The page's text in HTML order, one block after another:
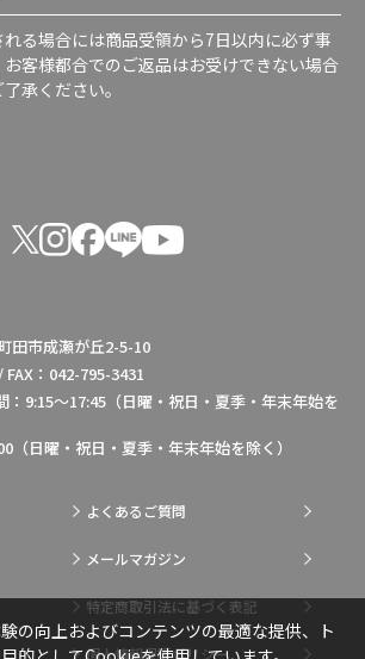
る場合には商品受領から7日以内に必ず事
客様都合でのご返品はお受けできない場合
承ください。
田市成瀬が丘2-5-10
：042-795-3431
：9:15～17:45（日曜・祝日・夏季・年末年始を
（日曜・祝日・夏季・年末年始を除く）
よくあるご質問
メールマガジン
特定商取引法に基づく表記
個人情報保護ポリシー
の向上およびコンテンツの最適な提供、ト